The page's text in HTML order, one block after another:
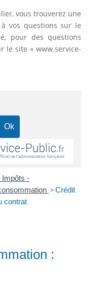
vous trouverez une
vos questions sur le
pour des questions
le site « www.service-
Impôts -
>Crédit
contrat
: